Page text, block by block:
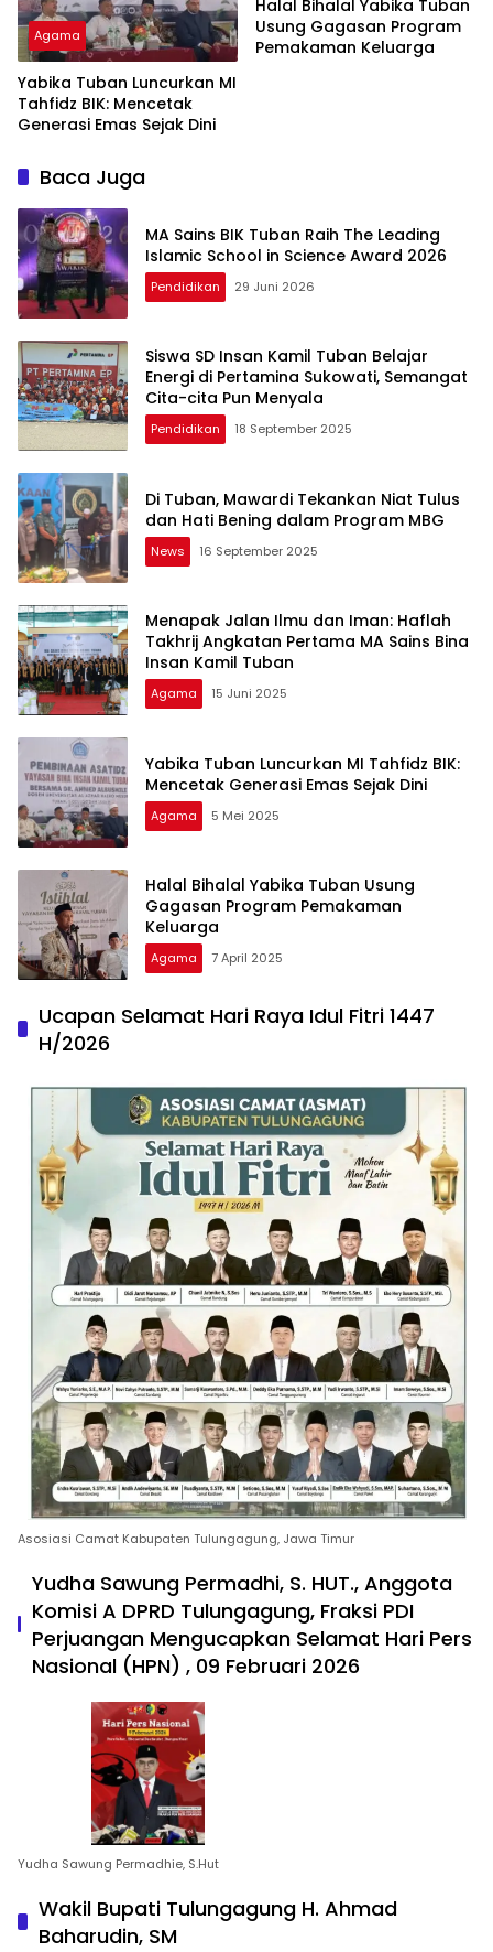
Agama
Yabika Tuban Luncurkan MI
Tahfidz BIK: Mencetak
Generasi Emas Sejak Dini
Halal Bihalal Yabika Tuban
Usung Gagasan Program
Pemakaman Keluarga
Baca Juga
MA Sains BIK Tuban Raih The Leading
Islamic School in Science Award 2026
Pendidikan 29 Juni 2026
Siswa SD Insan Kamil Tuban Belajar
Energi di Pertamina Sukowati, Semangat
Cita-cita Pun Menyala
Pendidikan 18 September 2025
Di Tuban, Mawardi Tekankan Niat Tulus
dan Hati Bening dalam Program MBG
News 16 September 2025
Menapak Jalan Ilmu dan Iman: Haflah
Takhrij Angkatan Pertama MA Sains Bina
Insan Kamil Tuban
Agama 15 Juni 2025
Yabika Tuban Luncurkan MI Tahfidz BIK:
Mencetak Generasi Emas Sejak Dini
Agama 5 Mei 2025
Halal Bihalal Yabika Tuban Usung
Gagasan Program Pemakaman
Keluarga
Agama 7 April 2025
Ucapan Selamat Hari Raya Idul Fitri 1447
H/2026
Asosiasi Camat Kabupaten Tulungagung, Jawa Timur
Yudha Sawung Permadhi, S. HUT., Anggota
Komisi A DPRD Tulungagung, Fraksi PDI
Perjuangan Mengucapkan Selamat Hari Pers
Nasional (HPN) , 09 Februari 2026
Yudha Sawung Permadhie, S.Hut
Wakil Bupati Tulungagung H. Ahmad
Baharudin, SM